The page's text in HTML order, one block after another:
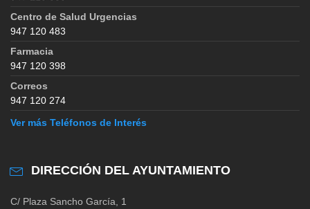
Centro de Salud Urgencias
947 120 483
Farmacia
947 120 398
Correos
947 120 274
Ver más Teléfonos de Interés
DIRECCIÓN DEL AYUNTAMIENTO
C/ Plaza Sancho García, 1